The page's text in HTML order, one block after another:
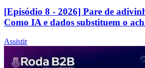
[Episódio 8 - 2026] Pare de
Como IA e dados substituem o
Assistir